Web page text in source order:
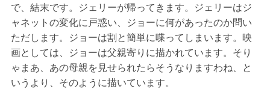
で、結末です。ジェリーが帰ってきます。ジェリーはジ
ャネットの変化に戸惑い、ジョーに何があったのか問い
ただします。ジョーは割と簡単に喋ってしまいます。映
画としては、ジョーは父親寄りに描かれています。そり
ゃまあ、あの母親を見せられたらそうなりますわね、と
いうより、そのように描いています。